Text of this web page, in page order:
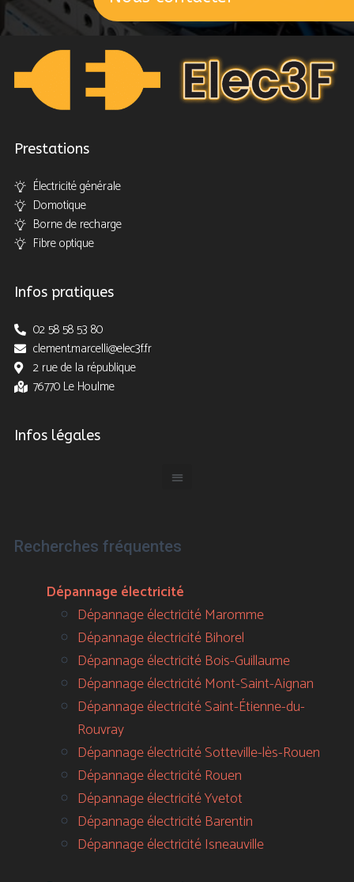
Prestations
Électricité générale
Domotique
Borne de recharge
Fibre optique
Infos pratiques
02 58 58 53 80
clement.marcelli@elec3f.fr
2 rue de la république
76770 Le Houlme
Infos légales
Recherches fréquentes
Dépannage électricité
Dépannage électricité Maromme
Dépannage électricité Bihorel
Dépannage électricité Bois-Guillaume
Dépannage électricité Mont-Saint-Aignan
Dépannage électricité Saint-Étienne-du-
Rouvray
Dépannage électricité Sotteville-lès-Rouen
Dépannage électricité Rouen
Dépannage électricité Yvetot
Dépannage électricité Barentin
Dépannage électricité Isneauville